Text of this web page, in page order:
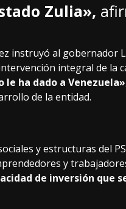
Zulia»,
instruyó al gobernador
integral de la
ha dado a Venezuela»
de la entidad.
y estructuras del
y
de inversión que